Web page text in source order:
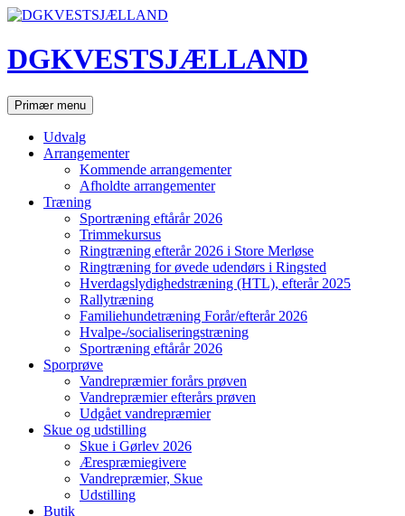
Hop
indhold
DGKVESTSJÆLLAND
SøgPrimær menu
Udvalg
Arrangementer
Kommende arrangementer
Afholdte arrangementer
Træning
Sportræning eftårår 2026
Trimmekursus
Ringtræning efterår 2026 i Store Merløse
Ringtræning for øvede udendørs i Ringsted
Hverdagslydighedstræning (HTL), efterår 2025
Rallytræning
Familiehundetræning Forår/efterår 2026
Hvalpe-/socialiseringstræning
Sportræning eftårår 2026
Sporprøve
Vandrepræmier forårs prøven
Vandrepræmier efterårs prøven
Udgået vandrepræmier
Skue og udstilling
Skue i Gørlev 2026
Ærespræmiegivere
Vandrepræmier, Skue
Udstilling
Butik